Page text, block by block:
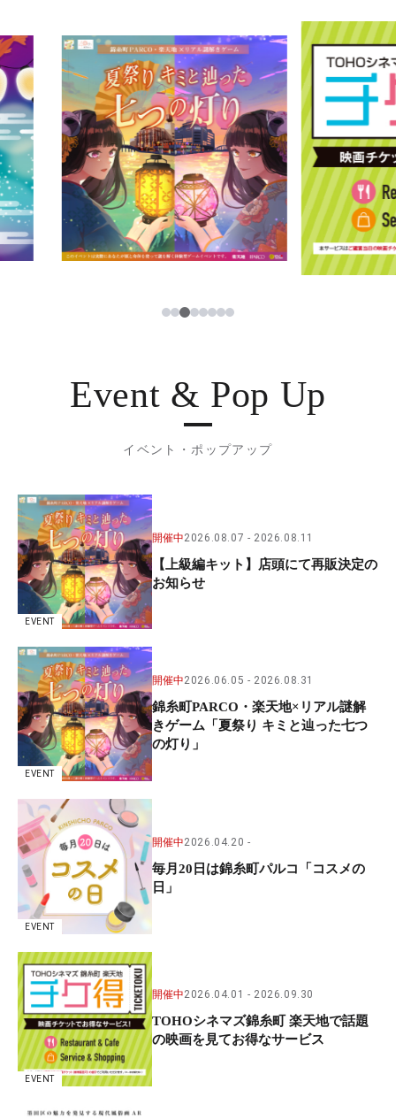
ニュース
レストラン・カフェ
TAX FREE
PARCOメンバーズ
한국어
ภาษาไทย
日本語
1234567
Event & Pop Up
イベント・ポップアップ
EVENT
開催中2026.08.07 2026.08.11
【上級編キット】店頭にて再販決定の
お知らせ
EVENT
開催中2026.06.05 2026.08.31
錦糸町PARCO・楽天地×リアル謎解
きゲーム「夏祭り キミと辿った七つ
の灯り」
EVENT
開催中2026.04.20
毎月20日は錦糸町パルコ「コスメの
日」
EVENT
開催中2026.04.01 2026.09.30
TOHOシネマズ錦糸町 楽天地で話題
の映画を見てお得なサービス